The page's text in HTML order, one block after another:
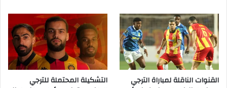
القنوات الناقلة لمباراة الترجي
التشكيلة المحتملة للترجي